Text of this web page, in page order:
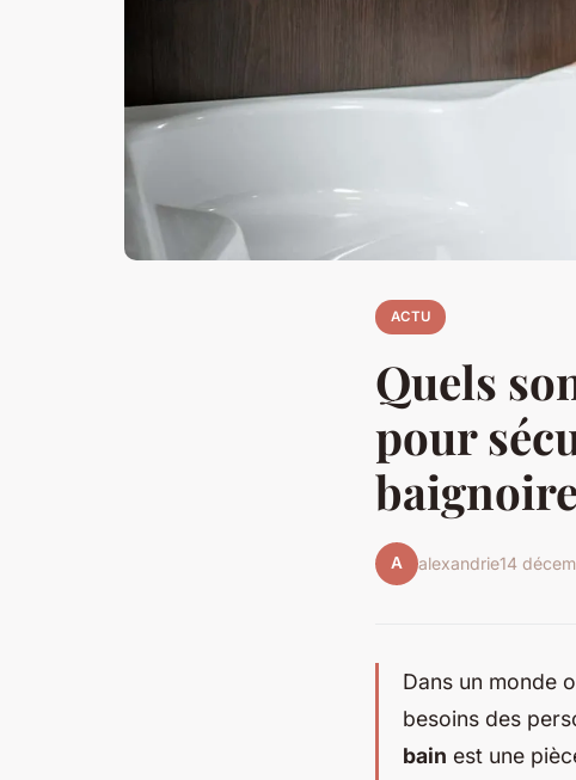
ACTU
Quels
pour
A alexandrie14
Dans un monde
besoins des
bain est une